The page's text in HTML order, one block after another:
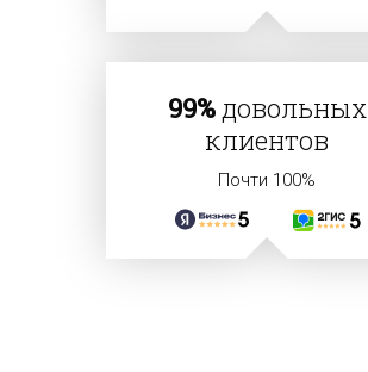
99%довольных
клиентов
Почти 100%